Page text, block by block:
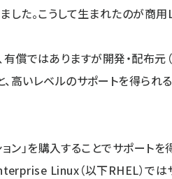
した。こうして生まれたのが商用
ではありますが開発・配布元（
高いレベルのサポートを得られ
ン」を購入することでサポートを
Linux（以下RHEL）では